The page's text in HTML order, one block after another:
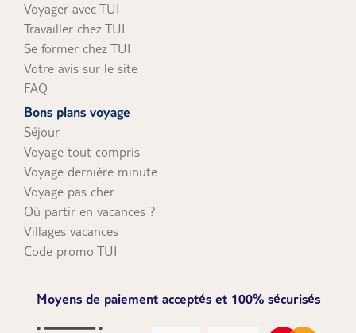
Voyager avec TUI
Travailler chez TUI
Se former chez TUI
Votre avis sur le site
FAQ
Bons plans voyage
Séjour
Voyage tout compris
Voyage dernière minute
Voyage pas cher
Où partir en vacances ?
Villages vacances
Code promo TUI
Moyens de paiement acceptés et 100% sécurisés